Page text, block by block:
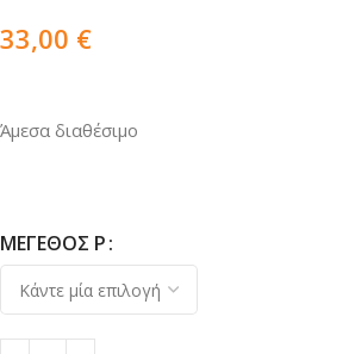
33,00 €
Άμεσα διαθέσιμο
ΜΕΓΈΘΟΣ Ρ